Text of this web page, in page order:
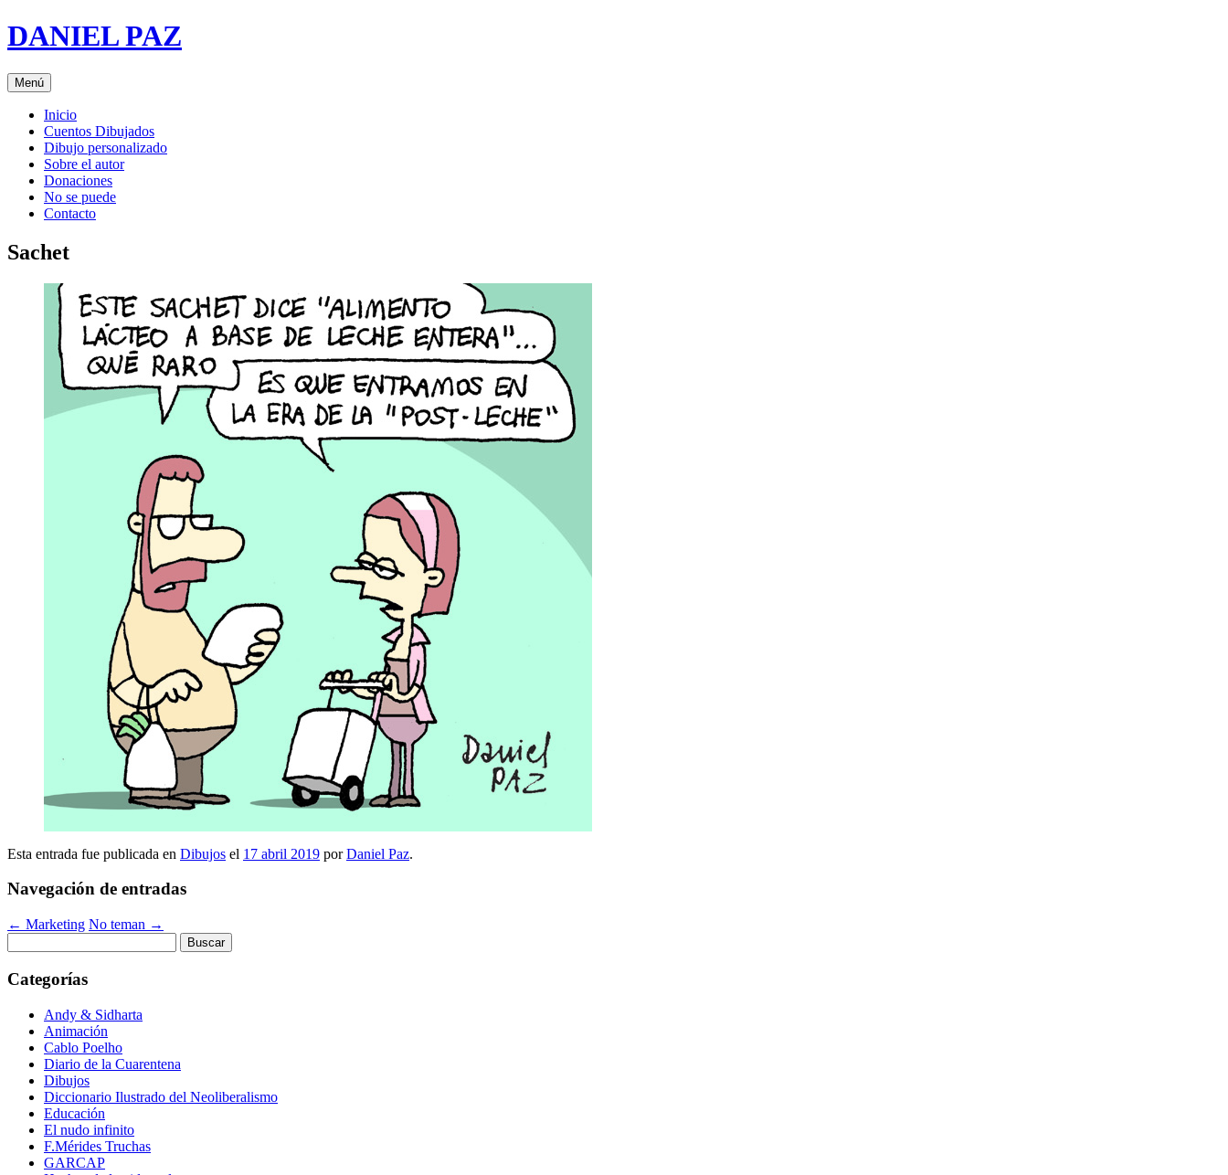
Saltar
al
DANIEL PAZ
Menú
Inicio
Cuentos Dibujados
Dibujo personalizado
Sobre el autor
Donaciones
No se puede
Contacto
Sachet
Esta entrada fue publicada en Dibujos el 17 abril 2019 porDaniel Paz.
Navegación de entradas
← Marketing No teman →
Categorías
Andy & Sidharta
Animación
Cablo Poelho
Diario de la Cuarentena
Dibujos
Diccionario Ilustrado del Neoliberalismo
Educación
El nudo infinito
F.Mérides Truchas
GARCAP